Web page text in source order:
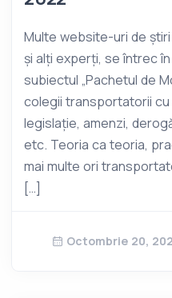
Multe website-uri de
și alți experți, se întrec
subiectul „Pachetul de
colegii transportatorii
legislație, amenzi,
etc. Teoria ca teoria,
mai multe ori
[…]
Octombrie 20,